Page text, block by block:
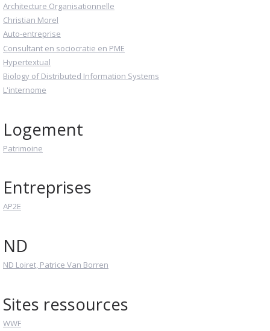
Architecture Organisationnelle
Christian Morel
Auto-entreprise
Consultant en sociocratie en PME
Hypertextual
Biology of Distributed Information Systems
L'internome
Logement
Patrimoine
Entreprises
AP2E
ND
ND Loiret, Patrice Van Borren
Sites ressources
WWF